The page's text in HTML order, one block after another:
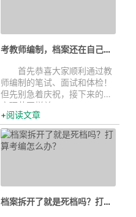
考教师编制，档案还在自己手里？这份...
首先恭喜大家顺利通过教
师编制的笔试、面试和体检！
但先别急着庆祝，接下来的政
审环节同样关...
阅读文章
档案拆开了就是死档吗？打算考编怎...